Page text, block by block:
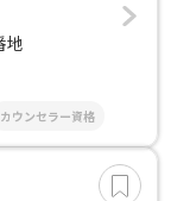
地
カウンセラー資格